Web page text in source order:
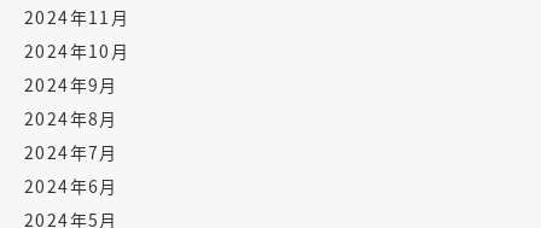
2024年11月
2024年10月
2024年9月
2024年8月
2024年7月
2024年6月
2024年5月